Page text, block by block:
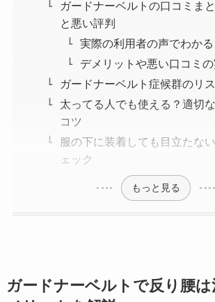
ガードナーベルトの口コミま
と悪い評判
実際の利用者の声でわかる
デメリットや悪い口コミ
ガードナーベルト症候群のリ
太ってる人でも使える？適切
コツ
服の下に装着しても目立たな
ェック
もっと見る
ガードナーベルトで反り腰は